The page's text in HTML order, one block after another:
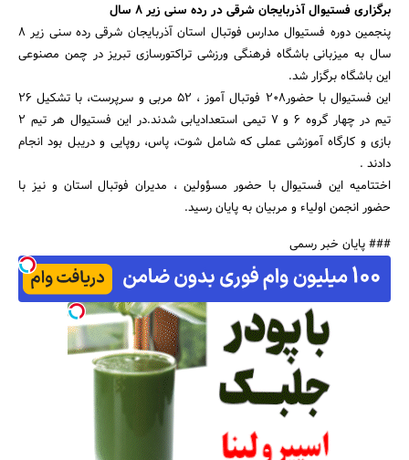
جستجو
برگزاری فستیوال آذربایجان شرقی در رده سنی زیر 8 سال
پنجمین دوره فستیوال مدارس فوتبال استان آذربایجان شرقی رده سنی زیر 8
سال به میزبانی باشگاه فرهنگی ورزشی تراکتورسازی تبریز در چمن مصنوعی
این باشگاه برگزار شد.
این فستیوال با حضور208 فوتبال آموز ، 52 مربی و سرپرست، با تشکیل 26
تیم در چهار گروه 6 و 7 تیمی استعدادیابی شدند.در این فستیوال هر تیم 2
بازی و کارگاه آموزشی عملی که شامل شوت، پاس، روپایی و دریبل بود انجام
دادند .
اختتامیه این فستیوال با حضور مسؤولین ، مدیران فوتبال استان و نیز با
حضور انجمن اولیاء و مربیان به پایان رسید.
### پایان خبر رسمی